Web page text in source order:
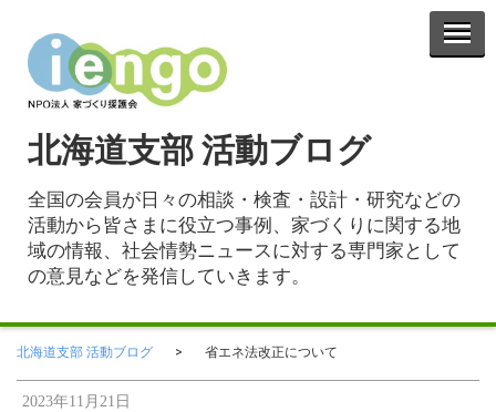
北海道支部 活動ブログ
全国の会員が日々の相談・検査・設計・研究などの
活動から皆さまに役立つ事例、家づくりに関する地
域の情報、社会情勢ニュースに対する専門家として
の意見などを発信していきます。
北海道支部 活動ブログ 省エネ法改正について
2023年11月21日